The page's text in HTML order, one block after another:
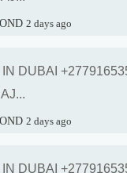
2 days ago
DUBAI
2 days ago
DUBAI